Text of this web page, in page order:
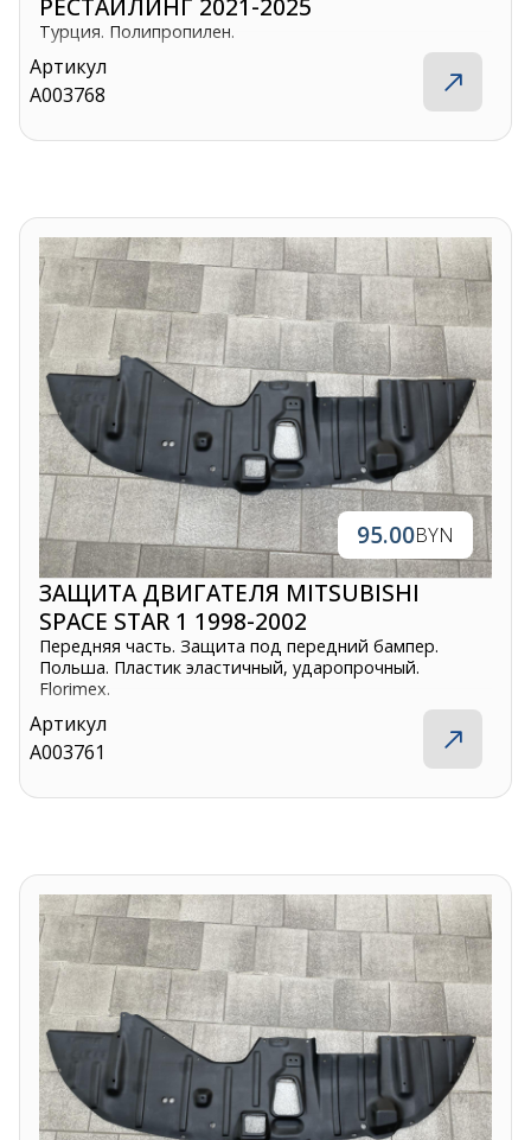
РЕСТАЙЛИНГ 2021-2025
Турция. Полипропилен.
Артикул
A003768
95.00BYN
ЗАЩИТА ДВИГАТЕЛЯ MITSUBISHI
SPACE STAR 1 1998-2002
Передняя часть. Защита под передний бампер.
Польша. Пластик эластичный, ударопрочный.
Florimex.
Артикул
A003761